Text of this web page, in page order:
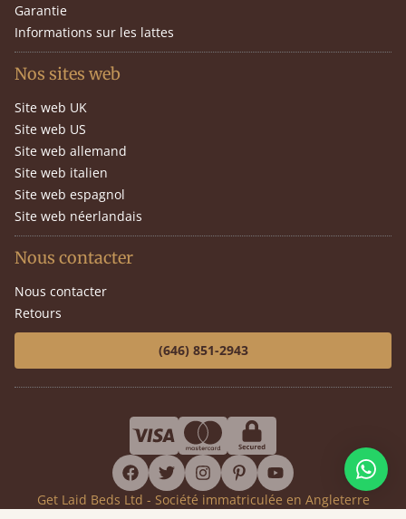
Garantie
Informations sur les lattes
Nos sites web
Site web UK
Site web US
Site web allemand
Site web italien
Site web espagnol
Site web néerlandais
Nous contacter
Nous contacter
Retours
(646) 851-2943
facebook
twitterinstagram
pinterestyoutube
Get Laid Beds Ltd - Société immatriculée en Angleterre